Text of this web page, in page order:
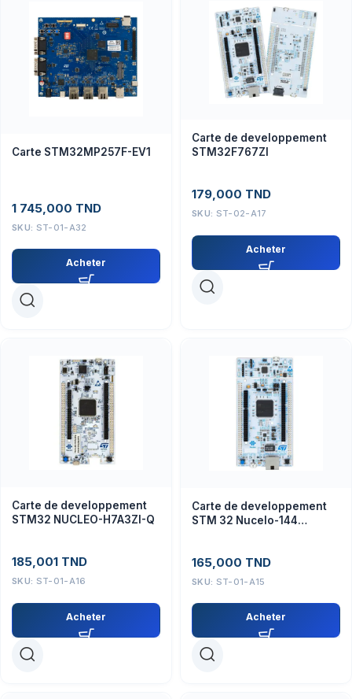
Carte STM32MP257F-EV1
1 745,000 TND
SKU: ST-01-A32
Acheter
Carte de developpement
STM32F767ZI
179,000 TND
SKU: ST-02-A17
Acheter
Carte de developpement
STM32 NUCLEO-H7A3ZI-Q
185,001 TND
SKU: ST-01-A16
Acheter
Carte de developpement
STM 32 Nucelo-144
165,000 TND
SKU: ST-01-A15
Acheter